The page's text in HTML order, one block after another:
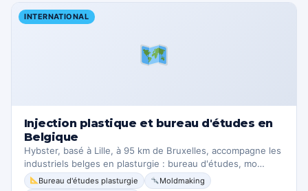
INTERNATIONAL
Injection plastique et bureau d'études en
Belgique
Hybster, basé à Lille, à 95 km de Bruxelles, accompagne les
industriels belges en plasturgie : bureau d'études, mo…
Bureau d'études plasturgie
Moldmaking